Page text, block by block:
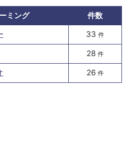
ミング
件数
33 件
28 件
26 件